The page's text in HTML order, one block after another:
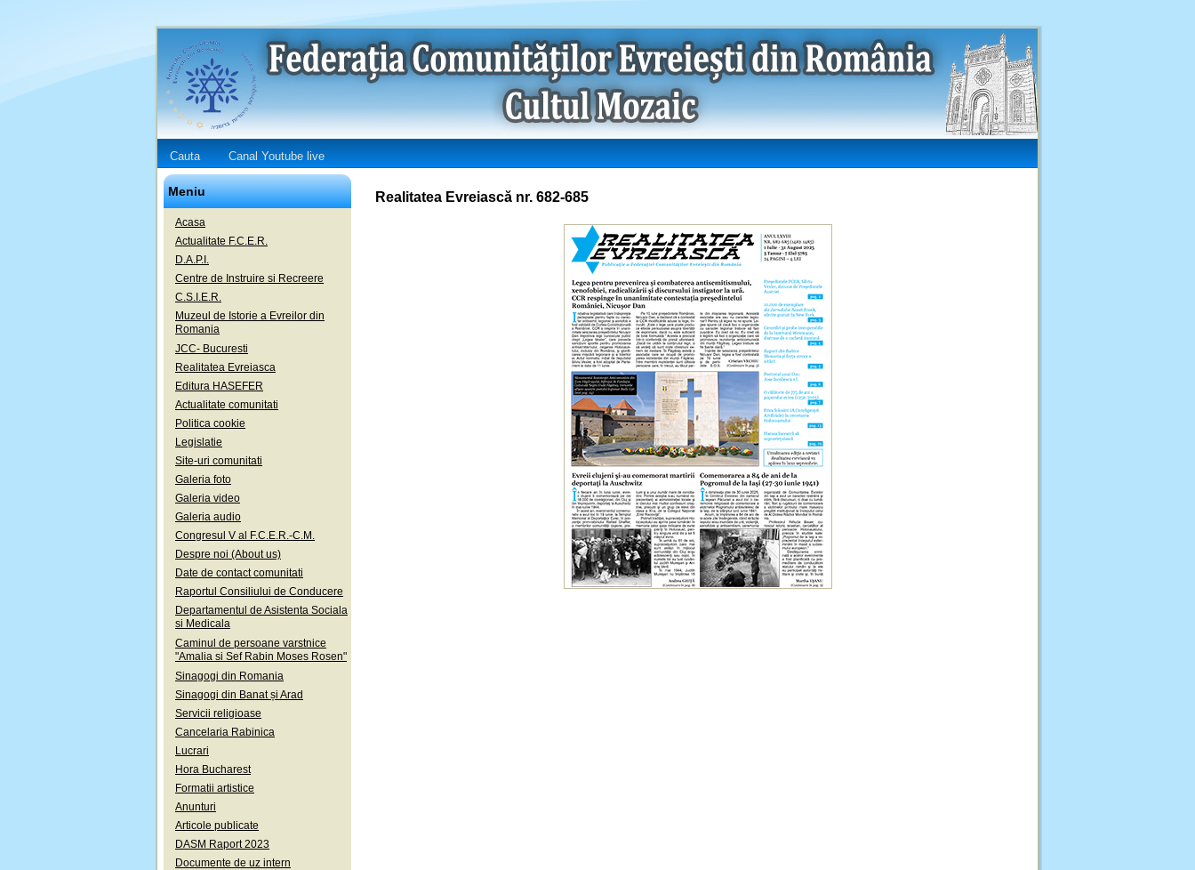
Cauta Canal Youtube live
Meniu
Acasa
Actualitate F.C.E.R.
D.A.P.I.
Centre de Instruire si Recreere
C.S.I.E.R.
Muzeul de Istorie a Evreilor din
Romania
JCC- Bucuresti
Realitatea Evreiasca
Editura HASEFER
Actualitate comunitati
Politica cookie
Legislatie
Site-uri comunitati
Galeria foto
Galeria video
Galeria audio
Congresul V al F.C.E.R.-C.M.
Despre noi (About us)
Date de contact comunitati
Raportul Consiliului de Conducere
Departamentul de Asistenta Sociala
si Medicala
Caminul de persoane varstnice
"Amalia si Sef Rabin Moses Rosen"
Sinagogi din Romania
Sinagogi din Banat și Arad
Servicii religioase
Cancelaria Rabinica
Lucrari
Hora Bucharest
Formatii artistice
Anunturi
Articole publicate
DASM Raport 2023
Documente de uz intern
Realitatea Evreiască nr. 682-685